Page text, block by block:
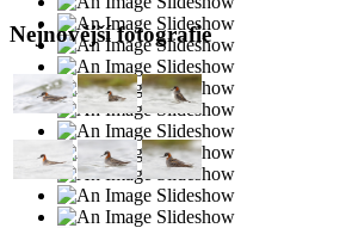
Nejnovější fotografie